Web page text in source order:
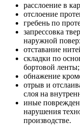
расслоение в
отслоение
гребень по
запрессовка
наружной
отставание
складки по
бортовой ленты;
обнажение
отрыв и
слоя на
иные
нарушения
производстве.